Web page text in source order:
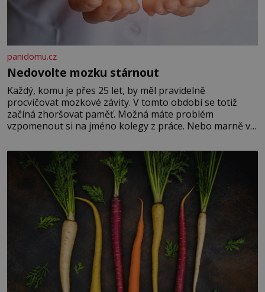
panidomu.cz
Nedovolte mozku stárnout
Každý, komu je přes 25 let, by měl pravidelně
procvičovat mozkové závity. V tomto období se totiž
začíná zhoršovat paměť. Možná máte problém
vzpomenout si na jméno kolegy z práce. Nebo marně v
Je to opravdu tak, s věkem jako kdyby se paměť
rozhodla stávkovat. Cvičte